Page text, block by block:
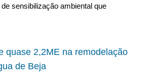
sensibilização ambiental que
quase 2,2ME na remodelação
de Beja